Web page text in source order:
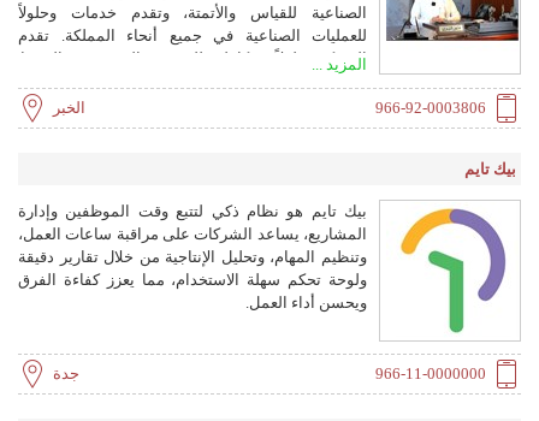
الصناعية للقياس والأتمتة، وتقدم خدمات وحلولاً
للعمليات الصناعية في جميع أنحاء المملكة. تقدم
الشركة حلولاً متكاملة للتدفق والمستوى والضغط
SCADA/RTU/DCS والاتصالات الرقمية، لتحسين
العمليات من حيث الكفاءة الاقتصادية والسلامة وحماية
المزيد ...
966-92-0003806 الخبر
بيك تايم
بيك تايم هو نظام ذكي لتتبع وقت الموظفين وإدارة
المشاريع، يساعد الشركات على مراقبة ساعات العمل،
وتنظيم المهام، وتحليل الإنتاجية من خلال تقارير دقيقة
ولوحة تحكم سهلة الاستخدام، مما يعزز كفاءة الفرق
ويحسن أداء العمل.
966-11-0000000 جدة